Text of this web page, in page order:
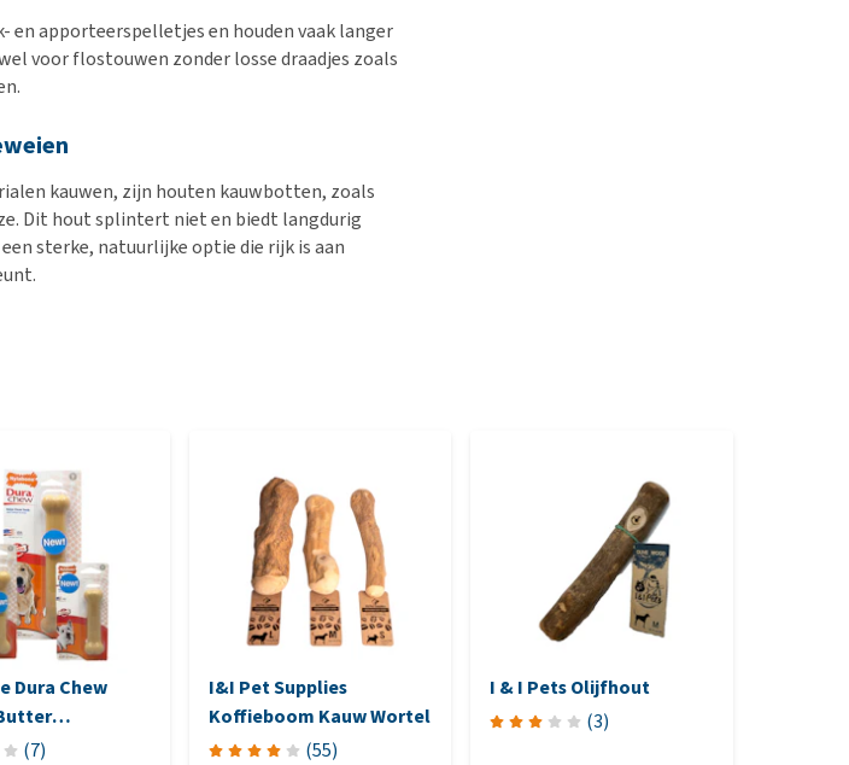
apporteerspelletjes en houden vaak langer
voor flostouwen zonder losse draadjes zoals
kauwen, zijn houten kauwbotten, zoals
Dit hout splintert niet en biedt langdurig
een sterke, natuurlijke optie die rijk is aan
Dura Chew
(7)
I&I Pet Supplies
Koffieboom Kauw Wortel
(55)
I & I Pets Olijfhout
(3)